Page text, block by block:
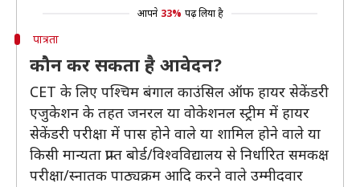
आपने 33% पढ़ लिया है
पात्रता
कौन कर सकता है आवेदन?
CET के लिए पश्चिम बंगाल काउंसिल ऑफ हायर सेकेंडरी
एजुकेशन के तहत जनरल या वोकेशनल स्ट्रीम में हायर
सेकेंडरी परीक्षा में पास होने वाले या शामिल होने वाले या
किसी मान्यता प्राप्त बोर्ड/विश्वविद्यालय से निर्धारित समकक्ष
परीक्षा/स्नातक पाठ्यक्रम आदि करने वाले उम्मीदवार